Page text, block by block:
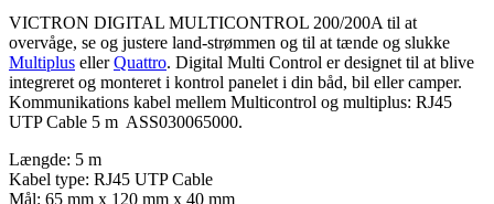
VICTRON DIGITAL MULTICONTROL 200/200A til at
overvåge, se og justere land-strømmen og til at tænde og slukke
Multiplus ellerQuattro. Digital Multi Control er designet til at blive
integreret og monteret i kontrol panelet i din båd, bil eller camper.
Kommunikations kabel mellem Multicontrol og multiplus: RJ45
UTP Cable 5 m ASS030065000.
Længde: 5 m
Kabel type: RJ45 UTP Cable
Mål: 65 mm x 120 mm x 40 mm